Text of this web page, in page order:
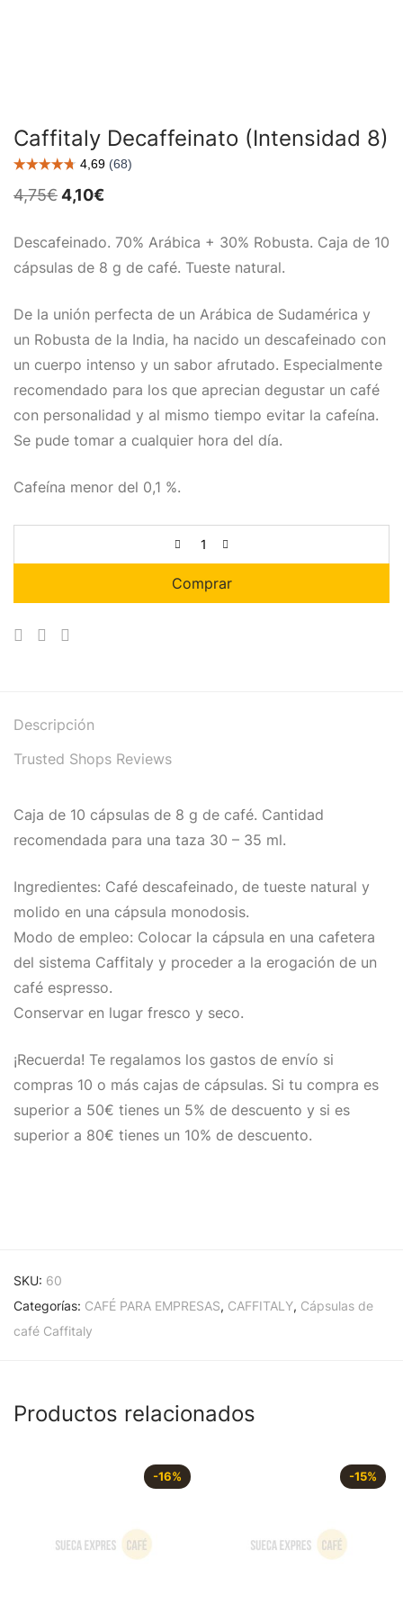
Caffitaly Decaffeinato (Intensidad 8)
4,75€ El
precio
4,75€.
4,10€El
4,10€.
Descafeinado. 70% Arábica + 30% Robusta. Caja de 10
cápsulas de 8 g de café. Tueste natural.
De la unión perfecta de un Arábica de Sudamérica y
un Robusta de la India, ha nacido un descafeinado con
un cuerpo intenso y un sabor afrutado. Especialmente
recomendado para los que aprecian degustar un café
con personalidad y al mismo tiempo evitar la cafeína.
Se pude tomar a cualquier hora del día.
Cafeína menor del 0,1 %.
Comprar
Descripción
Trusted Shops Reviews
Caja de 10 cápsulas de 8 g de café. Cantidad
recomendada para una taza 30 – 35 ml.
Ingredientes: Café descafeinado, de tueste natural y
molido en una cápsula monodosis.
Modo de empleo: Colocar la cápsula en una cafetera
del sistema Caffitaly y proceder a la erogación de un
café espresso.
Conservar en lugar fresco y seco.
¡Recuerda! Te regalamos los gastos de envío si
compras 10 o más cajas de cápsulas. Si tu compra es
superior a 50€ tienes un 5% de descuento y si es
superior a 80€ tienes un 10% de descuento.
SKU: 60
Categorías: CAFÉ PARA EMPRESAS, CAFFITALY, Cápsulas de
café Caffitaly
Productos relacionados
-16% -15%